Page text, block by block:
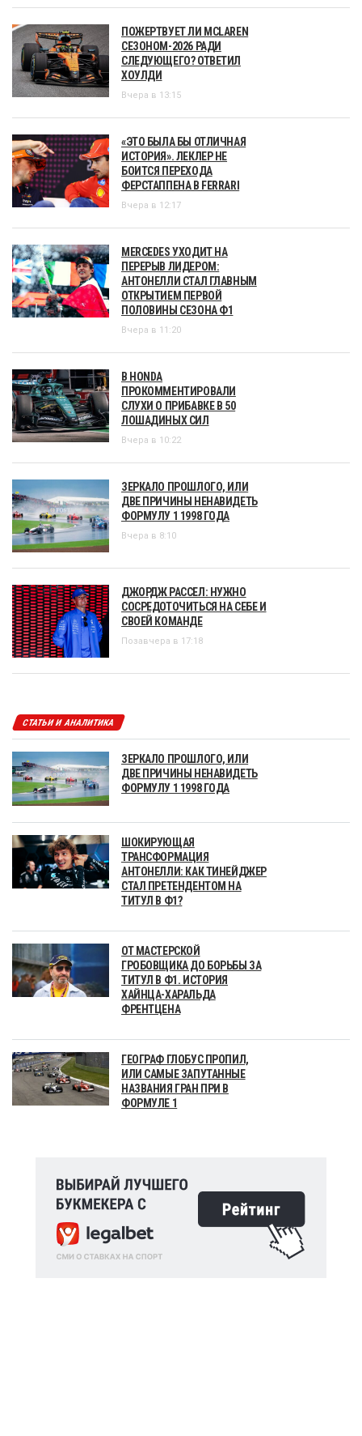
ПОЖЕРТВУЕТ ЛИ MCLAREN
СЕЗОНОМ-2026 РАДИ
СЛЕДУЮЩЕГО? ОТВЕТИЛ
ХОУЛДИ
Вчера в 13:15
«ЭТО БЫЛА БЫ ОТЛИЧНАЯ
ИСТОРИЯ». ЛЕКЛЕР НЕ
БОИТСЯ ПЕРЕХОДА
ФЕРСТАППЕНА В FERRARI
Вчера в 12:17
MERCEDES УХОДИТ НА
ПЕРЕРЫВ ЛИДЕРОМ:
АНТОНЕЛЛИ СТАЛ ГЛАВНЫМ
ОТКРЫТИЕМ ПЕРВОЙ
ПОЛОВИНЫ СЕЗОНА Ф1
Вчера в 11:20
В HONDA
ПРОКОММЕНТИРОВАЛИ
СЛУХИ О ПРИБАВКЕ В 50
ЛОШАДИНЫХ СИЛ
Вчера в 10:22
ЗЕРКАЛО ПРОШЛОГО, ИЛИ
ДВЕ ПРИЧИНЫ НЕНАВИДЕТЬ
ФОРМУЛУ 1 1998 ГОДА
Вчера в 8:10
ДЖОРДЖ РАССЕЛ: НУЖНО
СОСРЕДОТОЧИТЬСЯ НА СЕБЕ И
СВОЕЙ КОМАНДЕ
Позавчера в 17:18
СТАТЬИ И АНАЛИТИКА
ЗЕРКАЛО ПРОШЛОГО, ИЛИ
ДВЕ ПРИЧИНЫ НЕНАВИДЕТЬ
ФОРМУЛУ 1 1998 ГОДА
ШОКИРУЮЩАЯ
ТРАНСФОРМАЦИЯ
АНТОНЕЛЛИ: КАК ТИНЕЙДЖЕР
СТАЛ ПРЕТЕНДЕНТОМ НА
ТИТУЛ В Ф1?
ОТ МАСТЕРСКОЙ
ГРОБОВЩИКА ДО БОРЬБЫ ЗА
ТИТУЛ В Ф1. ИСТОРИЯ
ХАЙНЦА-ХАРАЛЬДА
ФРЕНТЦЕНА
ГЕОГРАФ ГЛОБУС ПРОПИЛ,
ИЛИ САМЫЕ ЗАПУТАННЫЕ
НАЗВАНИЯ ГРАН ПРИ В
ФОРМУЛЕ 1